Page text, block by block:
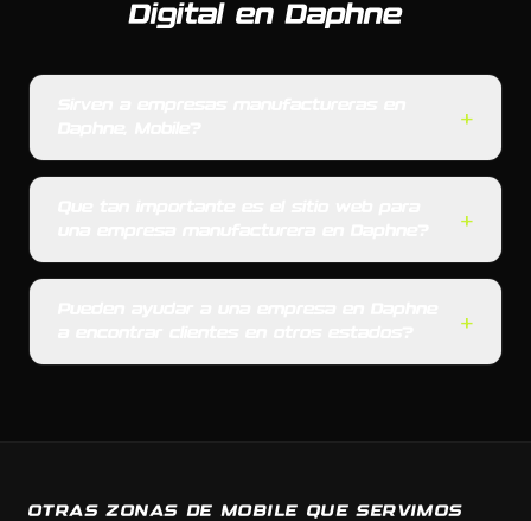
Digital en Daphne
+
+
+
OTRAS ZONAS DE MOBILE QUE SERVIMOS